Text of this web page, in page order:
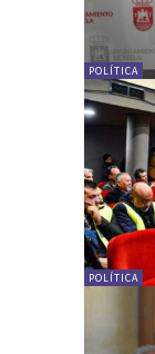
POLÍTICA
POLÍTICA